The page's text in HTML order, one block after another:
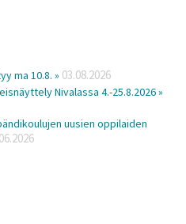
ma 10.8. » 03.08.2026
Nivalassa 4.-25.8.2026 »
uusien oppilaiden